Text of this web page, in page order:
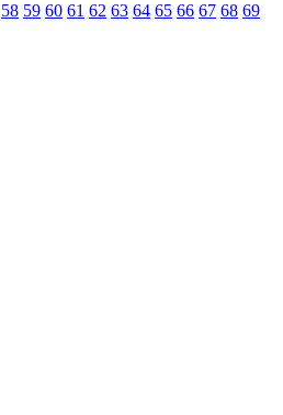
58 59 60 61 62 63 64 65 66 67 68 69